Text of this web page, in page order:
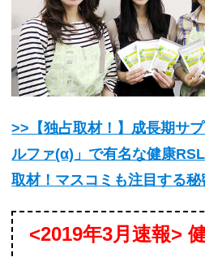
>>【独占取材！】成長期サ
ルファ(α)」で有名な健康
取材！マスコミも注目する秘
<2019年3月速報>